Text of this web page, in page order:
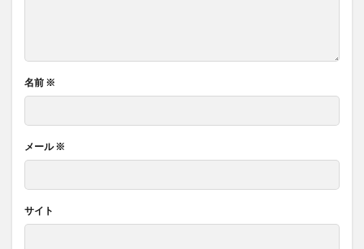
名前 ※
メール※
サイト